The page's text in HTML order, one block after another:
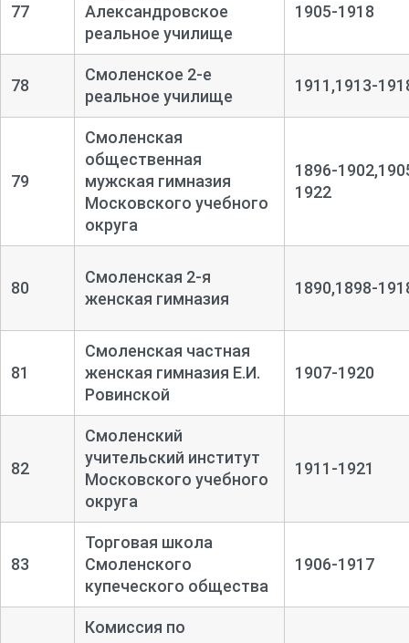
77
Александровское
реальное училище
1905-1918
78
Смоленское 2-е
реальное училище
1911,1913-
79
Смоленская
общественная
мужская гимназия
Московского учебного
округа
1896-
1922
80
Смоленская 2-я
женская гимназия
1890,1898-
81
Смоленская частная
женская гимназия Е.И.
Ровинской
1907-1920
82
Смоленский
учительский институт
Московского учебного
округа
1911-1921
83
Торговая школа
Смоленского
купеческого общества
1906-1917
Комиссия по